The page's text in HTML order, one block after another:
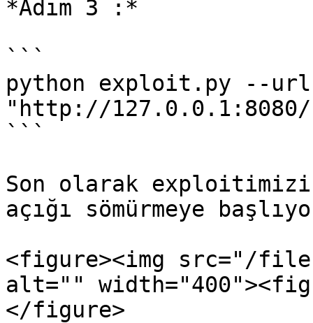
*Adım 3 :*
```
python exploit.py --url
"http://
```
Son olarak
açığı sömürmeye
<figure><img src="/files/
alt=""
</figure>